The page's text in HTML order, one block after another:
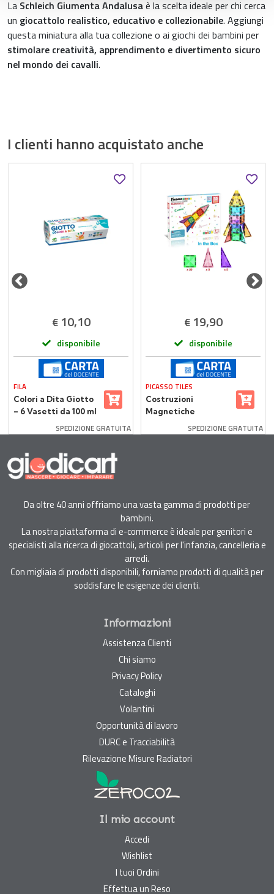
La Schleich Giumenta Andalusaè la scelta ideale per chi cerca
un giocattolo realistico, educativo e collezionabile. Aggiungi
questa miniatura alla tua collezione o ai giochi dei bambini per
stimolare creatività, apprendimento e divertimento sicuro
nel mondo dei cavalli.
I clienti hanno acquistato anche
€ 10,10
disponibile
FILA
Colori a Dita Giotto
– 6 Vasetti da 100 ml
SPEDIZIONE GRATUITA
€ 19,90
disponibile
PICASSO TILES
Costruzioni
Magnetiche
Tiles 30 Piastrelle
SPEDIZIONE GRATUITA
Da oltre 40 anni offriamo una vasta gamma di prodotti per
bambini.
La nostra piattaforma di e-commerce è ideale per genitori e
specialisti alla ricerca di giocattoli, articoli per l'infanzia, cancelleria e
arredi.
Con migliaia di prodotti disponibili, forniamo prodotti di qualità per
soddisfare le esigenze dei clienti.
Informazioni
Assistenza Clienti
Chi siamo
Privacy Policy
Cataloghi
Volantini
Opportunità di lavoro
DURC e Tracciabilità
Rilevazione Misure Radiatori
Il mio account
Accedi
Wishlist
I tuoi Ordini
Effettua un Reso